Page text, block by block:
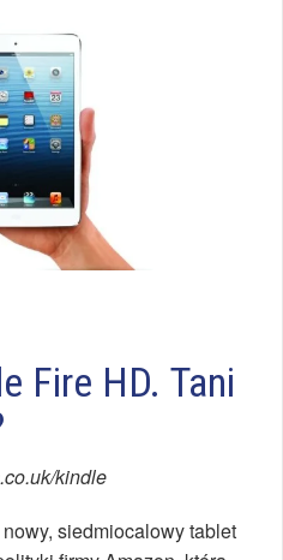
Fire HD. Tani
kindle
siedmiocalowy tablet